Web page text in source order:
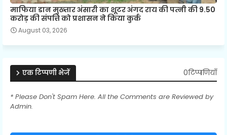
माफिया डान मुख्‍तार अंसारी का शूटर अंगद राय की पत्‍नी की 9.50
करोड़ की संपत्ति को प्रशासन ने किया कुर्क
August 03, 2026
एक टिप्पणी भेजें 0टिप्पणियाँ
* Please Don't Spam Here. All the Comments are Reviewed by
Admin.